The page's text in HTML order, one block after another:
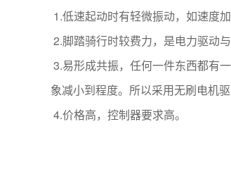
1.低速起动时有轻微振动，如速度
2.脚踏骑行时较费力，是电力驱动
3.易形成共振，任何一件东西都有
象减小到程度。所以采用无刷电机
4.价格高，控制器要求高。